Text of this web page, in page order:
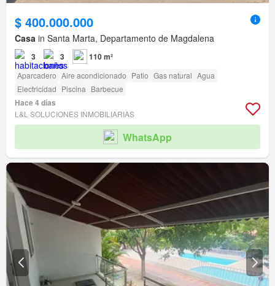
$ 400.000.000
Casa in Santa Marta, Departamento de Magdalena
3 3 110 m²
Aparcadero Aire acondicionado Patio Gas natural Agua
Electricidad Piscina Barbecue
Hace 4 días
L&L SOLUCIONES INMOBILIARIAS
WhatsApp